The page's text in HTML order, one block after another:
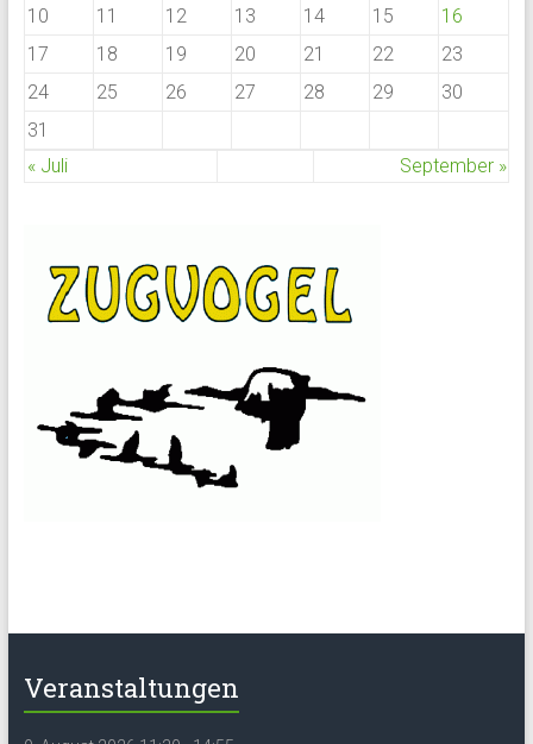
10
11 12 13 14 15
16
17
18 19 20 21 22
23
24
25 26 27 28 29
30
31
« Juli
September »
Veranstaltungen